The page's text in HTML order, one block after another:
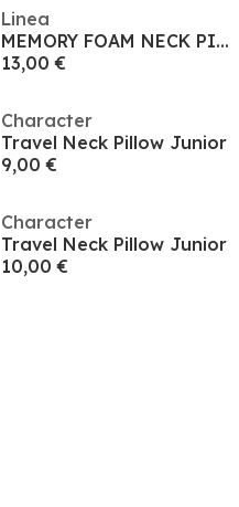
Linea
MEMORY FOAM NECK PILLOW
13,00 €
Character
Travel Neck Pillow Junior
9,00 €
Character
Travel Neck Pillow Junior
10,00 €